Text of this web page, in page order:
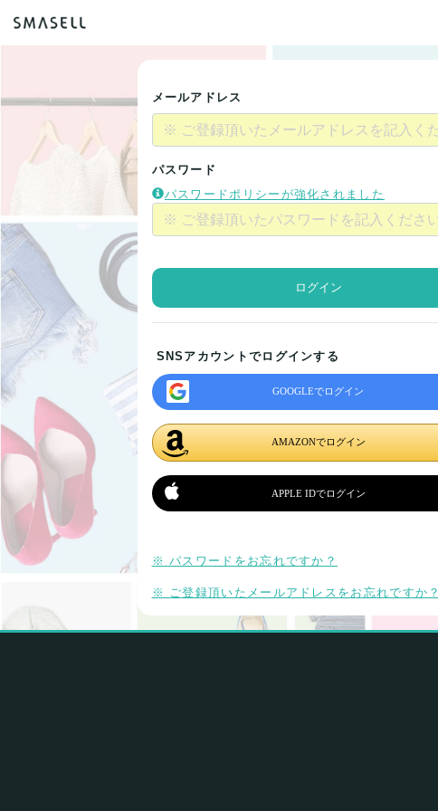
メールアドレス
パスワード
パスワードポリシーが強化されました
ログイン
SNSアカウントでログインする
GOOGLEでログイン
AMAZONでログイン
APPLE IDでログイン
※ パスワードをお忘れですか？
※ ご登録頂いたメールアドレスをお忘れですか？